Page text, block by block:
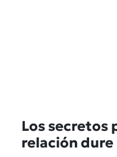
Los secretos
relación dure